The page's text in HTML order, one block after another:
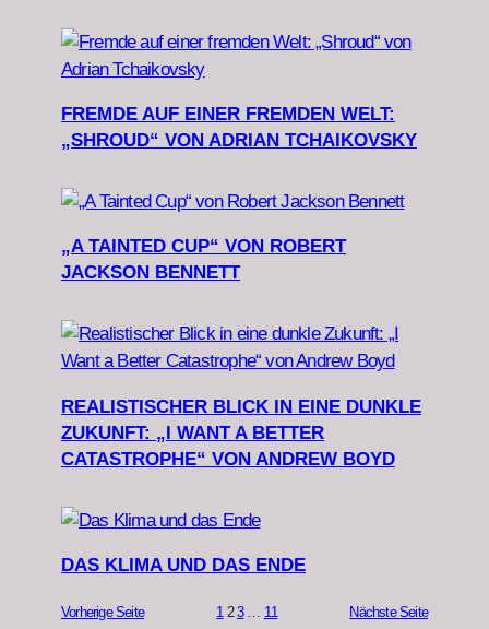
FREMDE AUF EINER FREMDEN WELT:
„SHROUD“ VON ADRIAN TCHAIKOVSKY
„A TAINTED CUP“ VON ROBERT
JACKSON BENNETT
REALISTISCHER BLICK IN EINE DUNKLE
ZUKUNFT: „I WANT A BETTER
CATASTROPHE“ VON ANDREW BOYD
DAS KLIMA UND DAS ENDE
Vorherige Seite 1 2 3 11 Nächste Seite